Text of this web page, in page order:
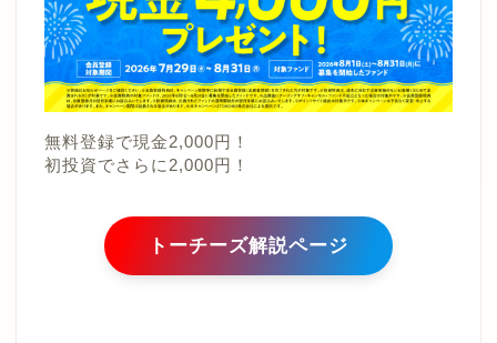
無料登録で現金2,000円！
初投資でさらに2,000円！
トーチーズ解説ページ